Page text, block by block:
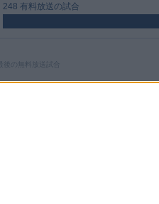
248 有料放送の試合
最後の無料放送試合
ン - ヴィクトリア・ケルン
リーガ por OneFootball